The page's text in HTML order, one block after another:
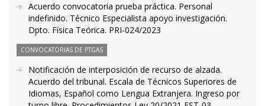
Acuerdo convocatoria prueba práctica. Personal
indefinido. Técnico Especialista apoyo investigación.
Dpto. Física Teórica. PRI-024/2023
CONVOCATORIAS DE PTGAS
Notificación de interposición de recurso de alzada.
Acuerdo del tribunal. Escala de Técnicos Superiores de
Idiomas, Español como Lengua Extranjera. Ingreso por